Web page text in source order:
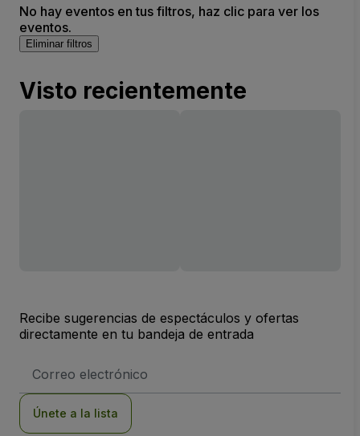
No hay eventos en tus filtros, haz clic para ver los
eventos.
Eliminar filtros
Visto recientemente
Recibe sugerencias de espectáculos y ofertas
directamente en tu bandeja de entrada
de
Únete a la lista